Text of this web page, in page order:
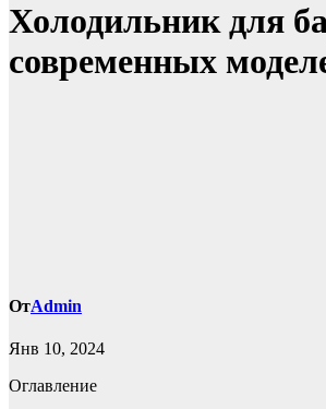
Холодильник для
современных
ОтAdmin
Янв 10, 2024
Оглавление